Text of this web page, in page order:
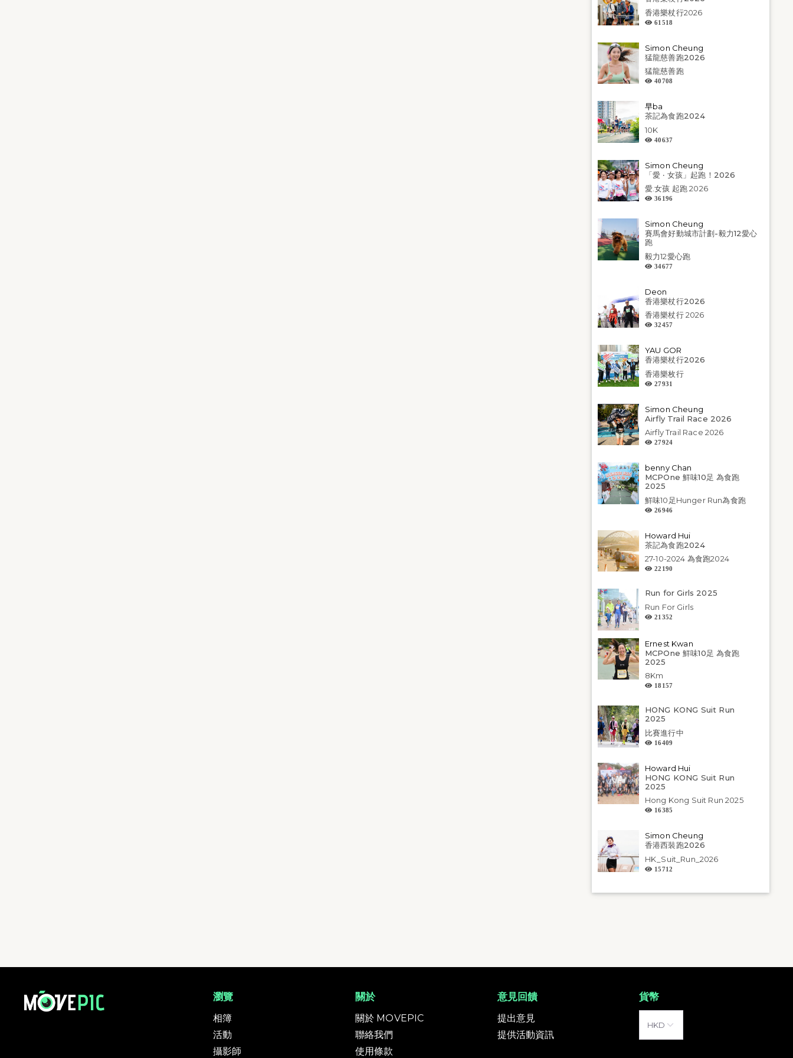
香港樂杖行2026
61518
Simon Cheung
猛龍慈善跑2026
猛龍慈善跑
40708
早ba
茶記為食跑2024
10K
40637
Simon Cheung
「愛 ‧ 女孩」起跑！2026
愛.女孩 起跑 2026
36196
Simon Cheung
賽馬會好動城市計劃-毅力12愛心
跑
毅力12愛心跑
34677
Deon
香港樂杖行2026
香港樂杖行 2026
32457
YAU GOR
香港樂杖行2026
香港樂枚行
27931
Simon Cheung
Airfly Trail Race 2026
Airfly Trail Race 2026
27924
benny Chan
MCPOne 鮮味10足 為食跑
2025
鮮味10足Hunger Run為食跑
26946
Howard Hui
茶記為食跑2024
27-10-2024 為食跑2024
22190
Run for Girls 2025
Run For Girls
21352
Ernest Kwan
MCPOne 鮮味10足 為食跑
2025
8Km
18157
HONG KONG Suit Run
2025
比賽進行中
16409
Howard Hui
HONG KONG Suit Run
2025
Hong Kong Suit Run 2025
16385
Simon Cheung
香港西裝跑2026
HK_Suit_Run_2026
15712
瀏覽
相簿
活動
攝影師
關於
關於 MOVEPIC
聯絡我們
使用條款
意見回饋
提出意見
提供活動資訊
貨幣